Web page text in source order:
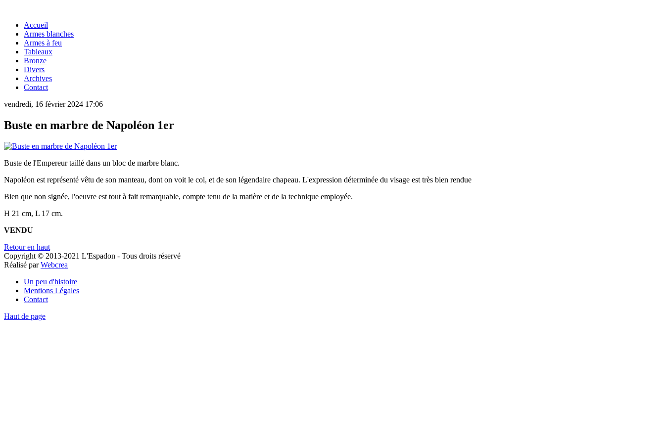
Accueil
Armes blanches
Armes à feu
Tableaux
Bronze
Divers
Archives
Contact
vendredi, 16 février 2024 17:06
Buste en marbre de Napoléon 1er
Buste de l'Empereur taillé dans un bloc de marbre blanc.
Napoléon est représenté vêtu de son manteau, dont on voit le col, et de son légendaire chapeau. L'expression déterminée du visage est très bien rendue
Bien que non signée, l'oeuvre est tout à fait remarquable, compte tenu de la matière et de la technique employée.
H 21 cm, L 17 cm.
VENDU
Retour en haut
Copyright © 2013-2021 L'Espadon - Tous droits réservé
Réalisé parWebcrea
Un peu d'histoire
Mentions Légales
Contact
Haut de page